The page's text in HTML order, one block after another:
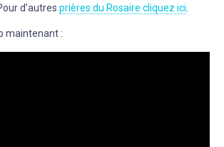
d’autres prières du Rosaire cliquez ici
maintenant :